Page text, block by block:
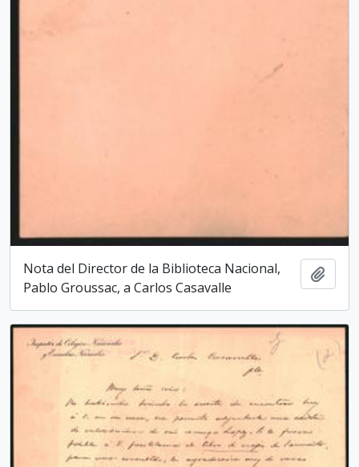
Nota del Director de la Biblioteca Nacio­nal,
Pablo Groussac, a Carlos Casavalle